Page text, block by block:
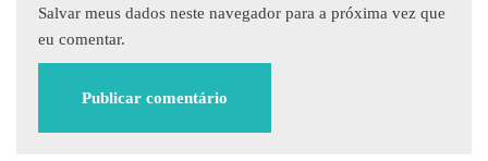
Salvar meus dados neste navegador para a próxima vez que
eu comentar.